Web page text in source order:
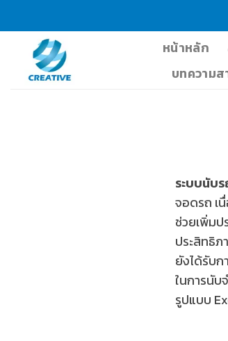
content
หน้าหลัก
บทความส
ระบบนับ
จอดรถ เ
ช่วยเพิ่มป
ประสิทธิภ
ยังได้รับ
ในการนับ
รูปแบบ